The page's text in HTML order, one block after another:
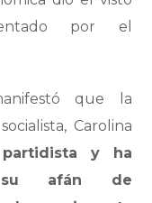
por el
que la
Carolina
y ha
su afán de